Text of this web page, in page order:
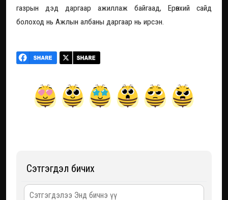
газрын дэд даргаар ажиллаж байгаад, Ерөнхий сайд
болоход нь Ажлын албаны даргаар нь ирсэн.
Сэтгэгдэл бичих